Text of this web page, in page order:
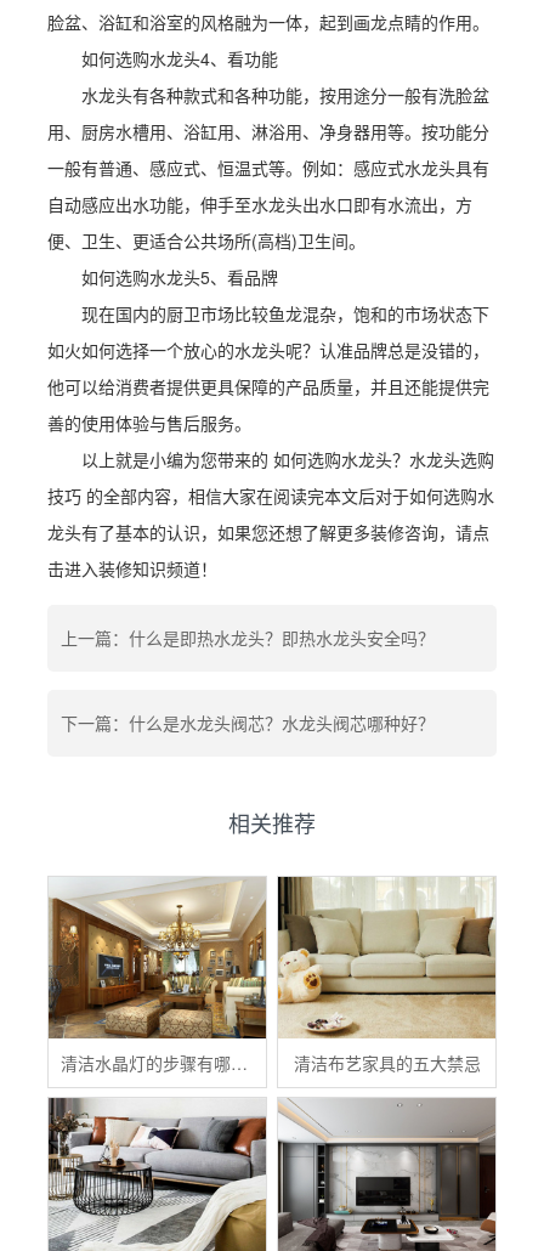
脸盆、浴缸和浴室的风格融为一体，起到画龙点睛的作用。
如何选购水龙头4、看功能
水龙头有各种款式和各种功能，按用途分一般有洗脸盆
用、厨房水槽用、浴缸用、淋浴用、净身器用等。按功能分
一般有普通、感应式、恒温式等。例如：感应式水龙头具有
自动感应出水功能，伸手至水龙头出水口即有水流出，方
便、卫生、更适合公共场所(高档)卫生间。
如何选购水龙头5、看品牌
现在国内的厨卫市场比较鱼龙混杂，饱和的市场状态下
如火如何选择一个放心的水龙头呢？认准品牌总是没错的，
他可以给消费者提供更具保障的产品质量，并且还能提供完
善的使用体验与售后服务。
以上就是小编为您带来的 如何选购水龙头？水龙头选购
技巧 的全部内容，相信大家在阅读完本文后对于如何选购水
龙头有了基本的认识，如果您还想了解更多装修咨询，请点
击进入装修知识频道！
上一篇：什么是即热水龙头？即热水龙头安全吗？
下一篇：什么是水龙头阀芯？水龙头阀芯哪种好？
相关推荐
清洁水晶灯的步骤有哪些？ 清洁布艺家具的五大禁忌